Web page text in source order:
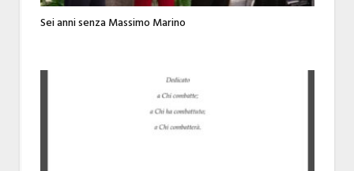
Sei anni senza Massimo Marino